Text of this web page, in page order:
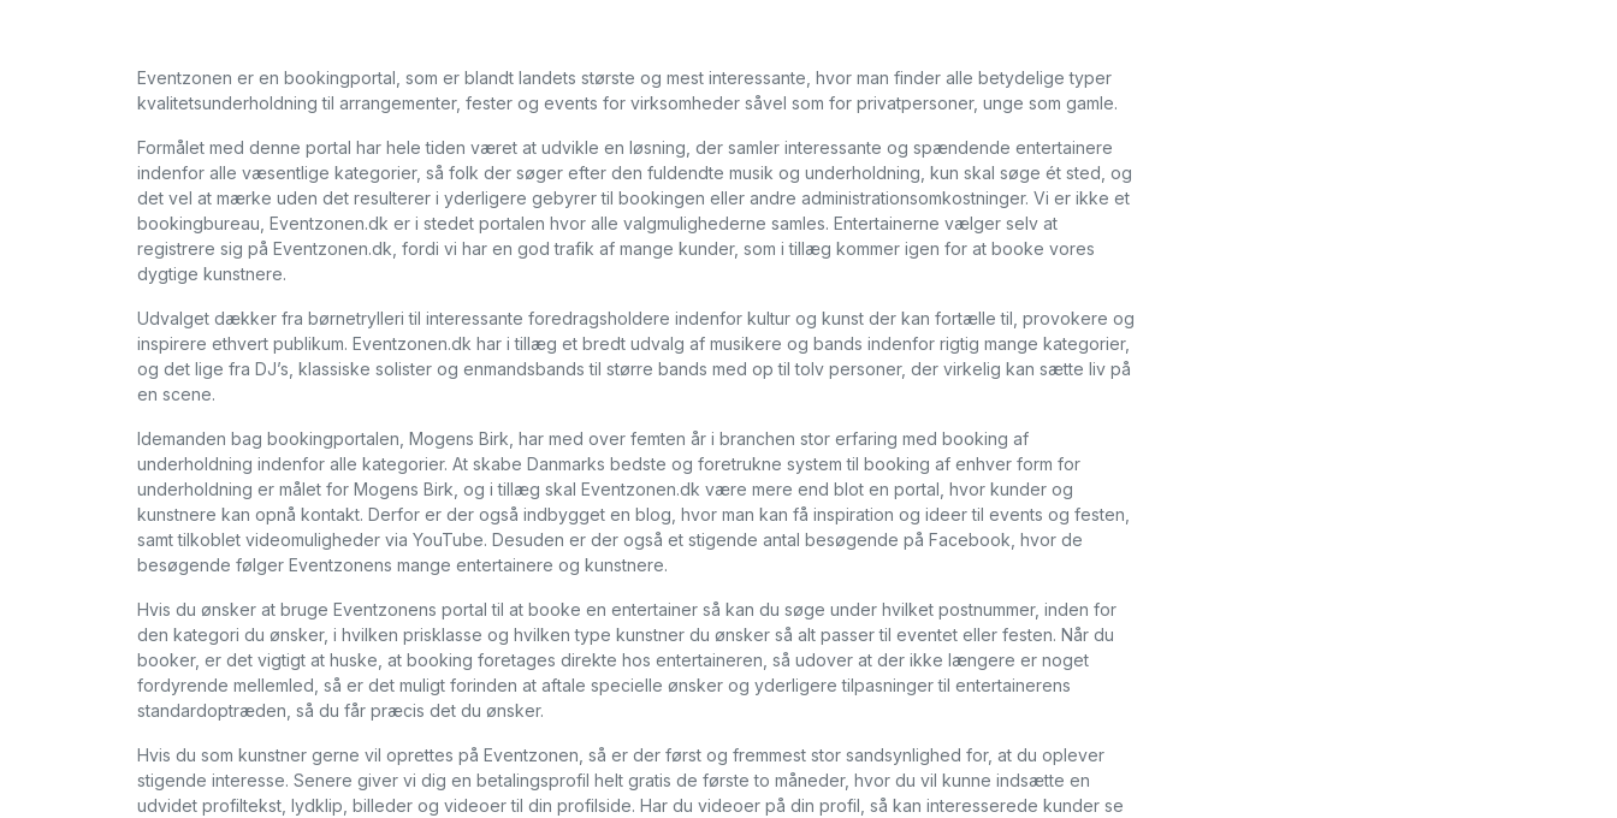
Eventzonen er en bookingportal, som er blandt landets største og mest interessante, hvor man finder alle betydelige typer
kvalitetsunderholdning til arrangementer, fester og events for virksomheder såvel som for privatpersoner, unge som gamle.
Formålet med denne portal har hele tiden været at udvikle en løsning, der samler interessante og spændende entertainere
indenfor alle væsentlige kategorier, så folk der søger efter den fuldendte musik og underholdning, kun skal søge ét sted, og
det vel at mærke uden det resulterer i yderligere gebyrer til bookingen eller andre administrationsomkostninger. Vi er ikke et
bookingbureau, Eventzonen.dk er i stedet portalen hvor alle valgmulighederne samles. Entertainerne vælger selv at
registrere sig på Eventzonen.dk, fordi vi har en god trafik af mange kunder, som i tillæg kommer igen for at booke vores
dygtige kunstnere.
Udvalget dækker fra børnetrylleri til interessante foredragsholdere indenfor kultur og kunst der kan fortælle til, provokere og
inspirere ethvert publikum. Eventzonen.dk har i tillæg et bredt udvalg af musikere og bands indenfor rigtig mange kategorier,
og det lige fra DJ’s, klassiske solister og enmandsbands til større bands med op til tolv personer, der virkelig kan sætte liv på
en scene.
Idemanden bag bookingportalen, Mogens Birk, har med over femten år i branchen stor erfaring med booking af
underholdning indenfor alle kategorier. At skabe Danmarks bedste og foretrukne system til booking af enhver form for
underholdning er målet for Mogens Birk, og i tillæg skal Eventzonen.dk være mere end blot en portal, hvor kunder og
kunstnere kan opnå kontakt. Derfor er der også indbygget en blog, hvor man kan få inspiration og ideer til events og festen,
samt tilkoblet videomuligheder via YouTube. Desuden er der også et stigende antal besøgende på Facebook, hvor de
besøgende følger Eventzonens mange entertainere og kunstnere.
Hvis du ønsker at bruge Eventzonens portal til at booke en entertainer så kan du søge under hvilket postnummer, inden for
den kategori du ønsker, i hvilken prisklasse og hvilken type kunstner du ønsker så alt passer til eventet eller festen. Når du
booker, er det vigtigt at huske, at booking foretages direkte hos entertaineren, så udover at der ikke længere er noget
fordyrende mellemled, så er det muligt forinden at aftale specielle ønsker og yderligere tilpasninger til entertainerens
standardoptræden, så du får præcis det du ønsker.
Hvis du som kunstner gerne vil oprettes på Eventzonen, så er der først og fremmest stor sandsynlighed for, at du oplever
stigende interesse. Senere giver vi dig en betalingsprofil helt gratis de første to måneder, hvor du vil kunne indsætte en
udvidet profiltekst, lydklip, billeder og videoer til din profilside. Har du videoer på din profil, så kan interesserede kunder se